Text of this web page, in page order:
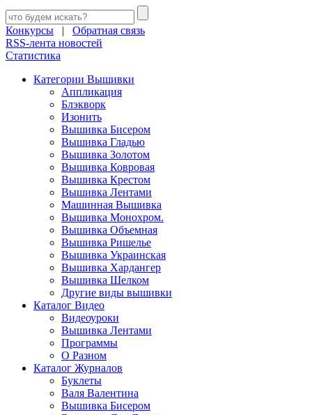
Конкурсы | Обратная связь
RSS-лента новостей
Статистика
Категории Вышивки
Аппликация
Блэкворк
Изонить
Вышивка Бисером
Вышивка Гладью
Вышивка Золотом
Вышивка Ковровая
Вышивка Крестом
Вышивка Лентами
Машинная Вышивка
Вышивка Монохром.
Вышивка Объемная
Вышивка Ришелье
Вышивка Украинская
Вышивка Хардангер
Вышивка Шелком
Другие виды вышивки
Каталог Видео
Видеоуроки
Вышивка Лентами
Программы
О Разном
Каталог Журналов
Буклеты
Валя Валентина
Вышивка Бисером